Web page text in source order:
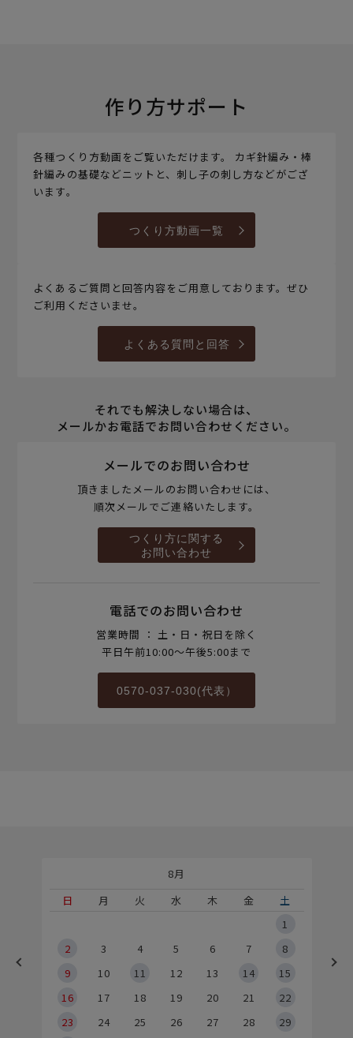
作り方サポート
各種つくり方動画をご覧いただけます。 カギ針編み・棒
針編みの基礎などニットと、刺し子の刺し方などがござ
います。
つくり方動画一覧
よくあるご質問と回答内容をご用意しております。ぜひ
ご利用くださいませ。
よくある質問と回答
それでも解決しない場合は、
メールかお電話でお問い合わせください。
メールでのお問い合わせ
頂きましたメールのお問い合わせには、
順次メールでご連絡いたします。
つくり方に関する
お問い合わせ
電話でのお問い合わせ
営業時間 ： 土・日・祝日を除く
平日午前10:00～午後5:00まで
0570-037-030(代表）
8月
日
月 火 水 木 金
土
1
2
3 4 5 6 7
8
9
10 11 12 13 14
15
16
17 18 19 20 21
22
23
24 25 26 27 28
29